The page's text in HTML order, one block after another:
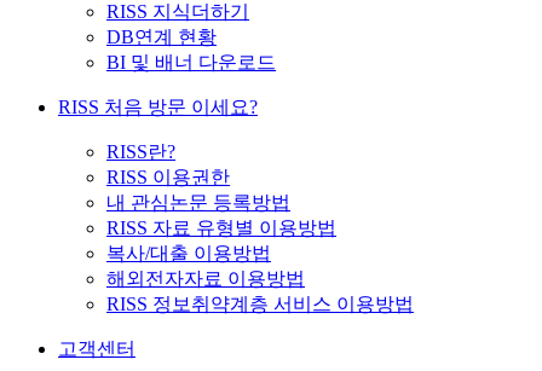
RISS 지식더하기
DB연계 현황
BI 및 배너 다운로드
RISS 처음 방문 이세요?
RISS란?
RISS 이용권한
내 관심논문 등록방법
RISS 자료 유형별 이용방법
복사/대출 이용방법
해외전자자료 이용방법
RISS 정보취약계층 서비스 이용방법
고객센터